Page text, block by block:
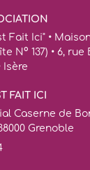
Fait Ici" •
N° 137) • 6,
Isère
FAIT ICI
Caserne de
Grenoble